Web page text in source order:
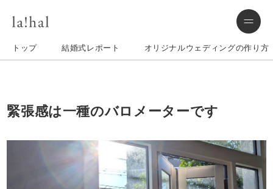
トップ 結婚式レポート オリジナルウェディングの作り方
緊張感は一種のバロメーターです